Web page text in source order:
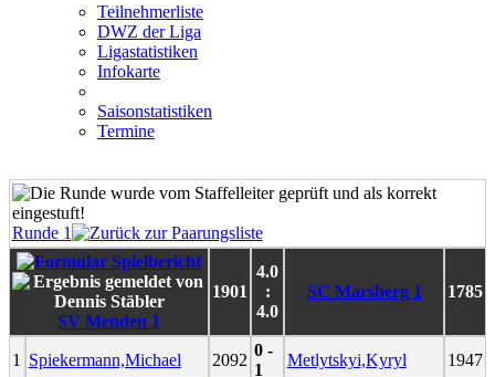
Teilnehmerliste
DWZ der Liga
Ligastatistiken
Infokarte
Saisonstatistiken
Termine
Runde 1
SV Menden 1
1901
4.0
:
4.0
SC Marsberg 1 1785
1 Spiekermann,Michael 2092
0 -
1
Metlytskyi,Kyryl 1947